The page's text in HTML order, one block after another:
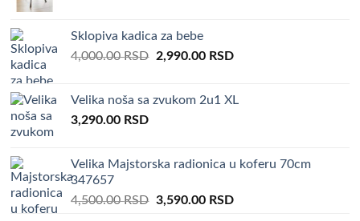
Sklopiva kadica za bebe
4,000.00RSD Original
4,000.00 RSD.
2,990.00 RSDCurrent
2,990.00 RSD.
Velika noša sa zvukom 2u1 XL
3,290.00 RSD
Velika Majstorska radionica u koferu 70cm
347657
4,500.00RSD Original
3,590.00 RSDCurrent